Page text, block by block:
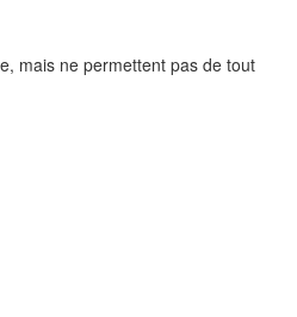
mais ne permettent pas de tout